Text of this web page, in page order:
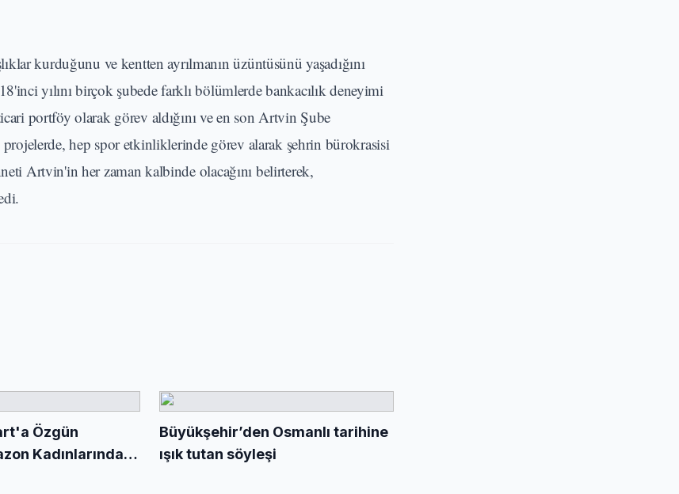
kurduğunu ve kentten ayrılmanın üzüntüsünü yaşadığını
yılını birçok şubede farklı bölümlerde bankacılık deneyimi
portföy olarak görev aldığını ve en son Artvin Şube
projelerde, hep spor etkinliklerinde görev alarak şehrin bürokrasisi
Artvin'in her zaman kalbinde olacağını belirterek,
Özgün
Kadınlarından
Büyükşehir’den Osmanlı tarihine
ışık tutan söyleşi